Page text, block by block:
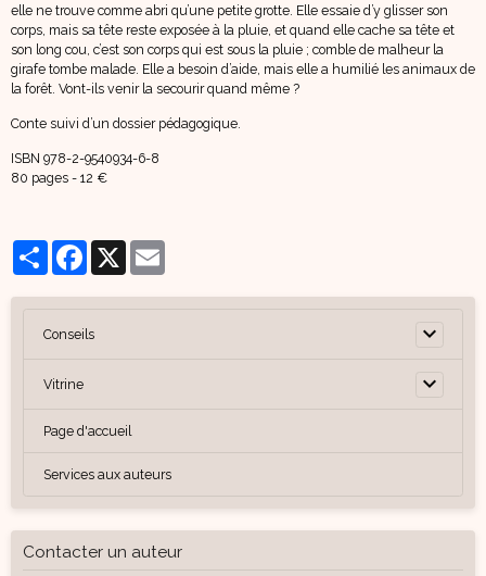
elle ne trouve comme abri qu’une petite grotte. Elle essaie d’y glisser son
corps, mais sa tête reste exposée à la pluie, et quand elle cache sa tête et
son long cou, c’est son corps qui est sous la pluie ; comble de malheur la
girafe tombe malade. Elle a besoin d’aide, mais elle a humilié les animaux de
la forêt. Vont-ils venir la secourir quand même ?
Conte suivi d’un dossier pédagogique.
ISBN 978-2-9540934-6-8
80 pages - 12 €
PartagerFacebook
X
Conseils
Vitrine
Page d'accueil
Services aux auteurs
Contacter un auteur